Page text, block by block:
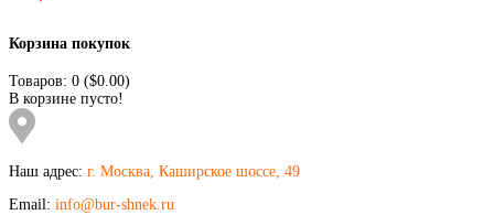
Корзина покупок
Товаров: 0 ($0.00)
В корзине пусто!
Наш адрес: г. Москва, Каширское шоссе, 49
Email: info@bur-shnek.ru